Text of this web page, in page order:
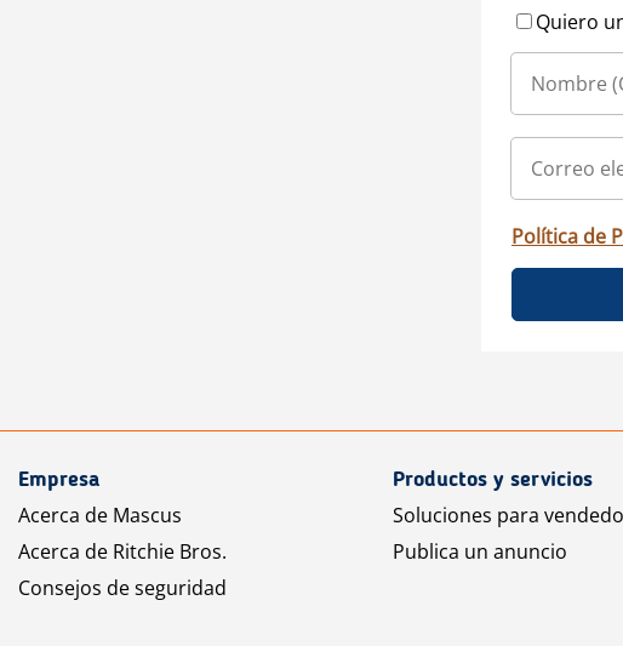
Quiero
Política de
Empresa
Acerca de Mascus
Acerca de Ritchie Bros.
Consejos de seguridad
Productos y servicios
Soluciones para
Publica un anuncio